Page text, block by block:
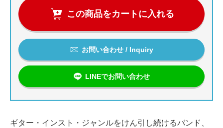
この商品をカートに入れる
お問い合わせ / Inquiry
LINEでお問い合わせ
ギター・インスト・ジャンルをけん引し続けるバンド、